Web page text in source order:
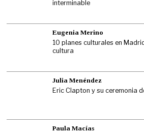
interminable
Eugenia Merino
10 planes culturales en
cultura
Julia Menéndez
Eric Clapton y su ceremonia
Paula Macías